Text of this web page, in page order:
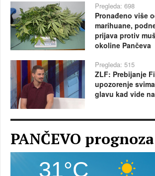
Pregleda: 698
Pronađeno više
marihuane,
prijava protiv
okoline Pančeva
Pregleda: 515
ZLF: Prebijanje
upozorenje
glavu kad vide
PANČEVO prognoza
31°C